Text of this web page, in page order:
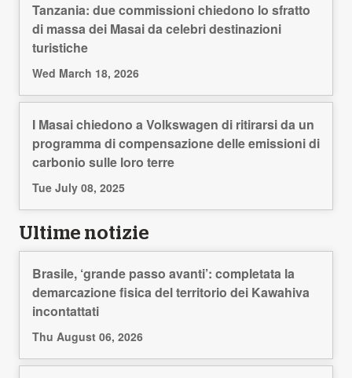
Tanzania: due commissioni chiedono lo sfratto
di massa dei Masai da celebri destinazioni
turistiche
Wed March 18, 2026
I Masai chiedono a Volkswagen di ritirarsi da un
programma di compensazione delle emissioni di
carbonio sulle loro terre
Tue July 08, 2025
Ultime notizie
Brasile, ‘grande passo avanti’: completata la
demarcazione fisica del territorio dei Kawahiva
incontattati
Thu August 06, 2026